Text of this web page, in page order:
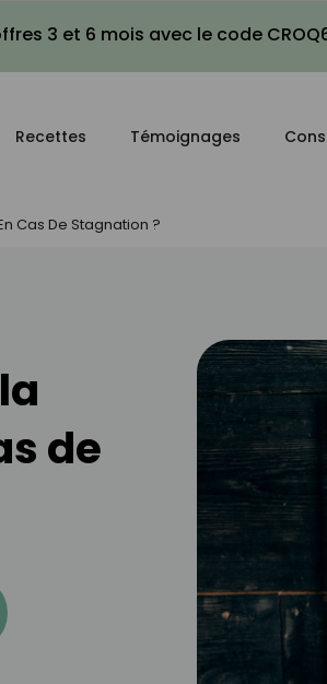
3 et 6 mois avec le code
Recettes Témoignages
Cas De Stagnation ?
de